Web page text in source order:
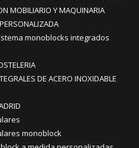
MOBILIARIO Y MAQUINARIA
monoblocks integrados
DE ACERO INOXIDABLE
monoblock